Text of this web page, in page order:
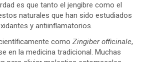
es que tanto el jengibre como el
naturales que han sido estudiados
y antiinflamatorios.
como Zingiber officinale,
en la medicina tradicional. Muchas